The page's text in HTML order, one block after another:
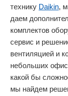
технику Daikin,
даем
комплектов
сервис и
вентиляцией и
небольших
какой бы
мы найдем